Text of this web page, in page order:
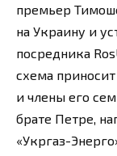
премьер
на Украину и
посредника
схема
и члены его
брате Петре,
«Укргаз-